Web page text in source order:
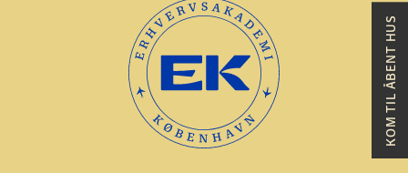
KOM TIL ÅBENT HUS